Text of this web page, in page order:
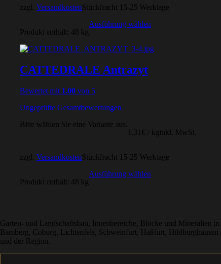
zzgl. VersandkostenStückfracht 15-25 Werktage
Produkt enthält: 48 kg
Ausführung wählen
CATTEDRALE Antrazyt
Bewertet mit 1.00 von 5
Ungeprüfte Gesamtbewertungen
Bitte wählen Sie eine Variante aus.
1,31 € kg inkl. MwSt.
zzgl. VersandkostenStückfracht 15-25 Werktage
Produkt enthält: 48 kg
Ausführung wählen
Garten- und Landschaftsbau, Innenbereiche, Blöcke und Mineralien in
Bamberg, Coburg, Lichtenfels, Schweinfurt, Haßfurt, Hildburghausen
und der Region.